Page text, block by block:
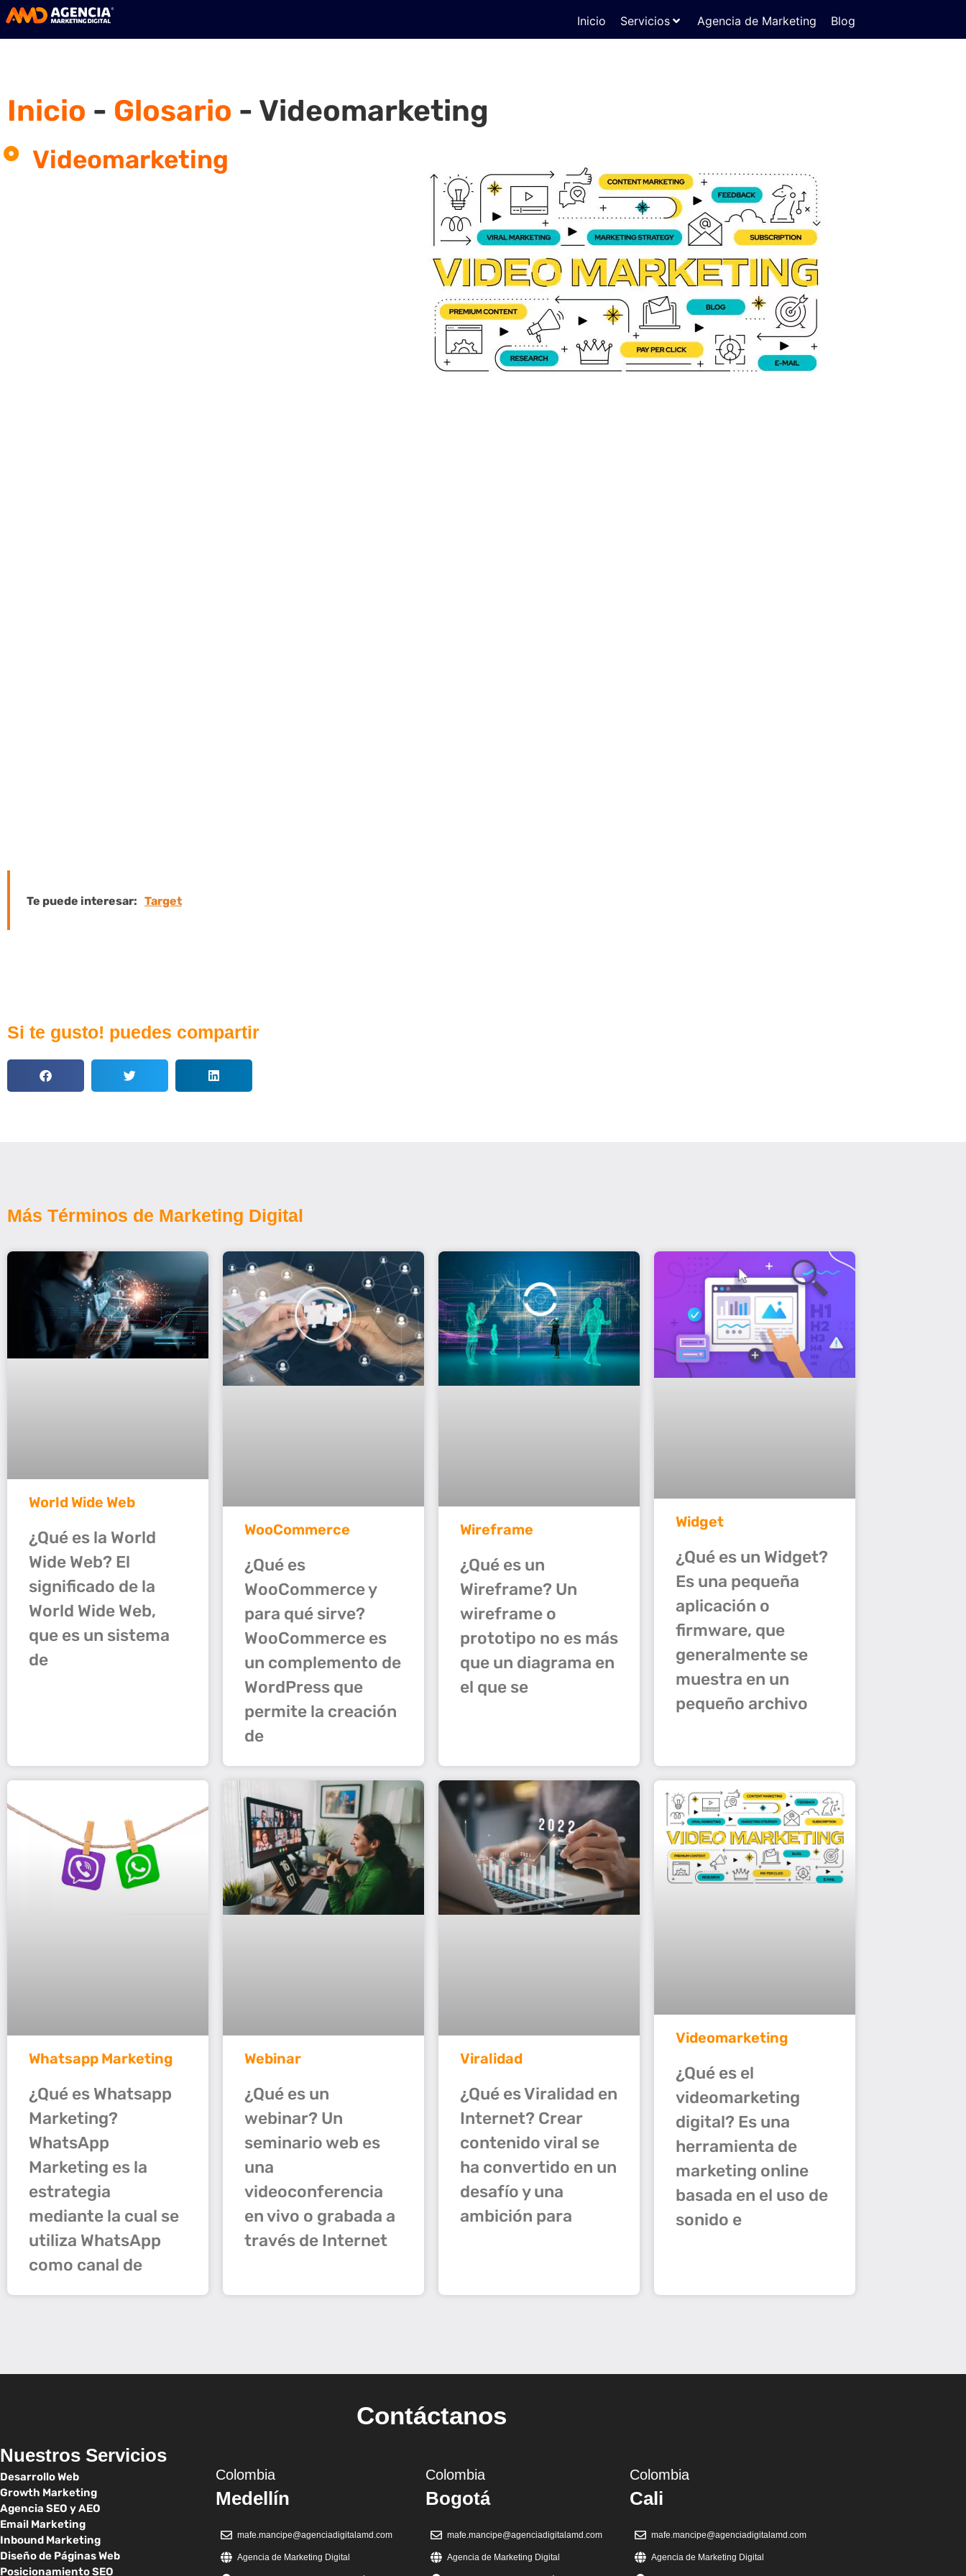
Inicio Servicios Agencia de Marketing Blog
Inicio - Glosario - Videomarketing
Videomarketing
Te puede interesar: Target
Si te gusto! puedes compartir
Más Términos de Marketing Digital
World Wide Web
¿Qué es la World
Wide Web? El
significado de la
World Wide Web,
que es un sistema
de
WooCommerce
¿Qué es
WooCommerce y
para qué sirve?
WooCommerce es
un complemento de
WordPress que
permite la creación
de
Wireframe
¿Qué es un
Wireframe? Un
wireframe o
prototipo no es más
que un diagrama en
el que se
Widget
¿Qué es un Widget?
Es una pequeña
aplicación o
firmware, que
generalmente se
muestra en un
pequeño archivo
Whatsapp Marketing
¿Qué es Whatsapp
Marketing?
WhatsApp
Marketing es la
estrategia
mediante la cual se
utiliza WhatsApp
como canal de
Webinar
¿Qué es un
webinar? Un
seminario web es
una
videoconferencia
en vivo o grabada a
través de Internet
Viralidad
¿Qué es Viralidad en
Internet? Crear
contenido viral se
ha convertido en un
desafío y una
ambición para
Videomarketing
¿Qué es el
videomarketing
digital? Es una
herramienta de
marketing online
basada en el uso de
sonido e
Contáctanos
Nuestros Servicios
Desarrollo Web
Growth Marketing
Agencia SEO y AEO
Email Marketing
Inbound Marketing
Diseño de Páginas Web
Posicionamiento SEO
Colombia
Medellín
mafe.mancipe@agenciadigitalamd.com
Agencia de Marketing Digital
Colombia
Bogotá
mafe.mancipe@agenciadigitalamd.com
Agencia de Marketing Digital
Colombia
Cali
mafe.mancipe@agenciadigitalamd.com
Agencia de Marketing Digital